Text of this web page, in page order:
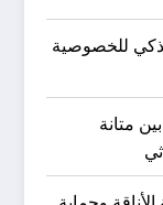
للخصوصية
متانة